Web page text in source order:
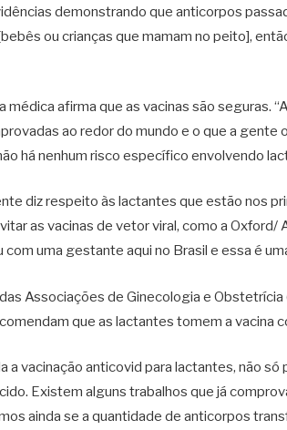
demonstrando que anticorpos
ou crianças que mamam no peito],
médica afirma que as vacinas são seguras.
ao redor do mundo e o que a gente
há nenhum risco específico envolvendo
diz respeito às lactantes que estão nos
as vacinas de vetor viral, como a Oxford/
uma gestante aqui no Brasil e essa é
Associações de Ginecologia e
que as lactantes tomem a vacina
a vacinação anticovid para lactantes, não
Existem alguns trabalhos que já
ainda se a quantidade de anticorpos